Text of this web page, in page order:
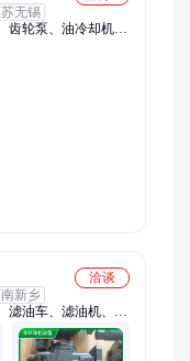
无锡
轮泵、油冷却机、
洽谈
新乡
油车、滤油机、送
联轴器、低压泵、螺
电机泵、连续泵、配